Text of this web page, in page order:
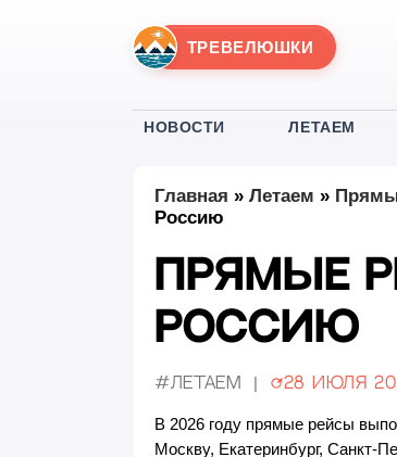
ТРЕВЕЛЮШКИ
НОВОСТИ ЛЕТАЕМ
Главная » Летаем »
Россию
Прямые
Россию
#Летаем Обновлено:
28 июля
В 2026 году прямые рейсы
Москву, Екатеринбург, Санкт-